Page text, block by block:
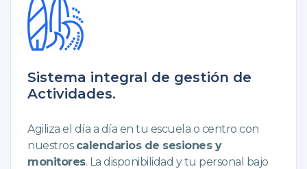
Sistema integral de gestión de
Actividades.
Agiliza el día a día en tu escuela o centro con
nuestros calendarios de sesiones y
monitores. La disponibilidad y tu personal bajo